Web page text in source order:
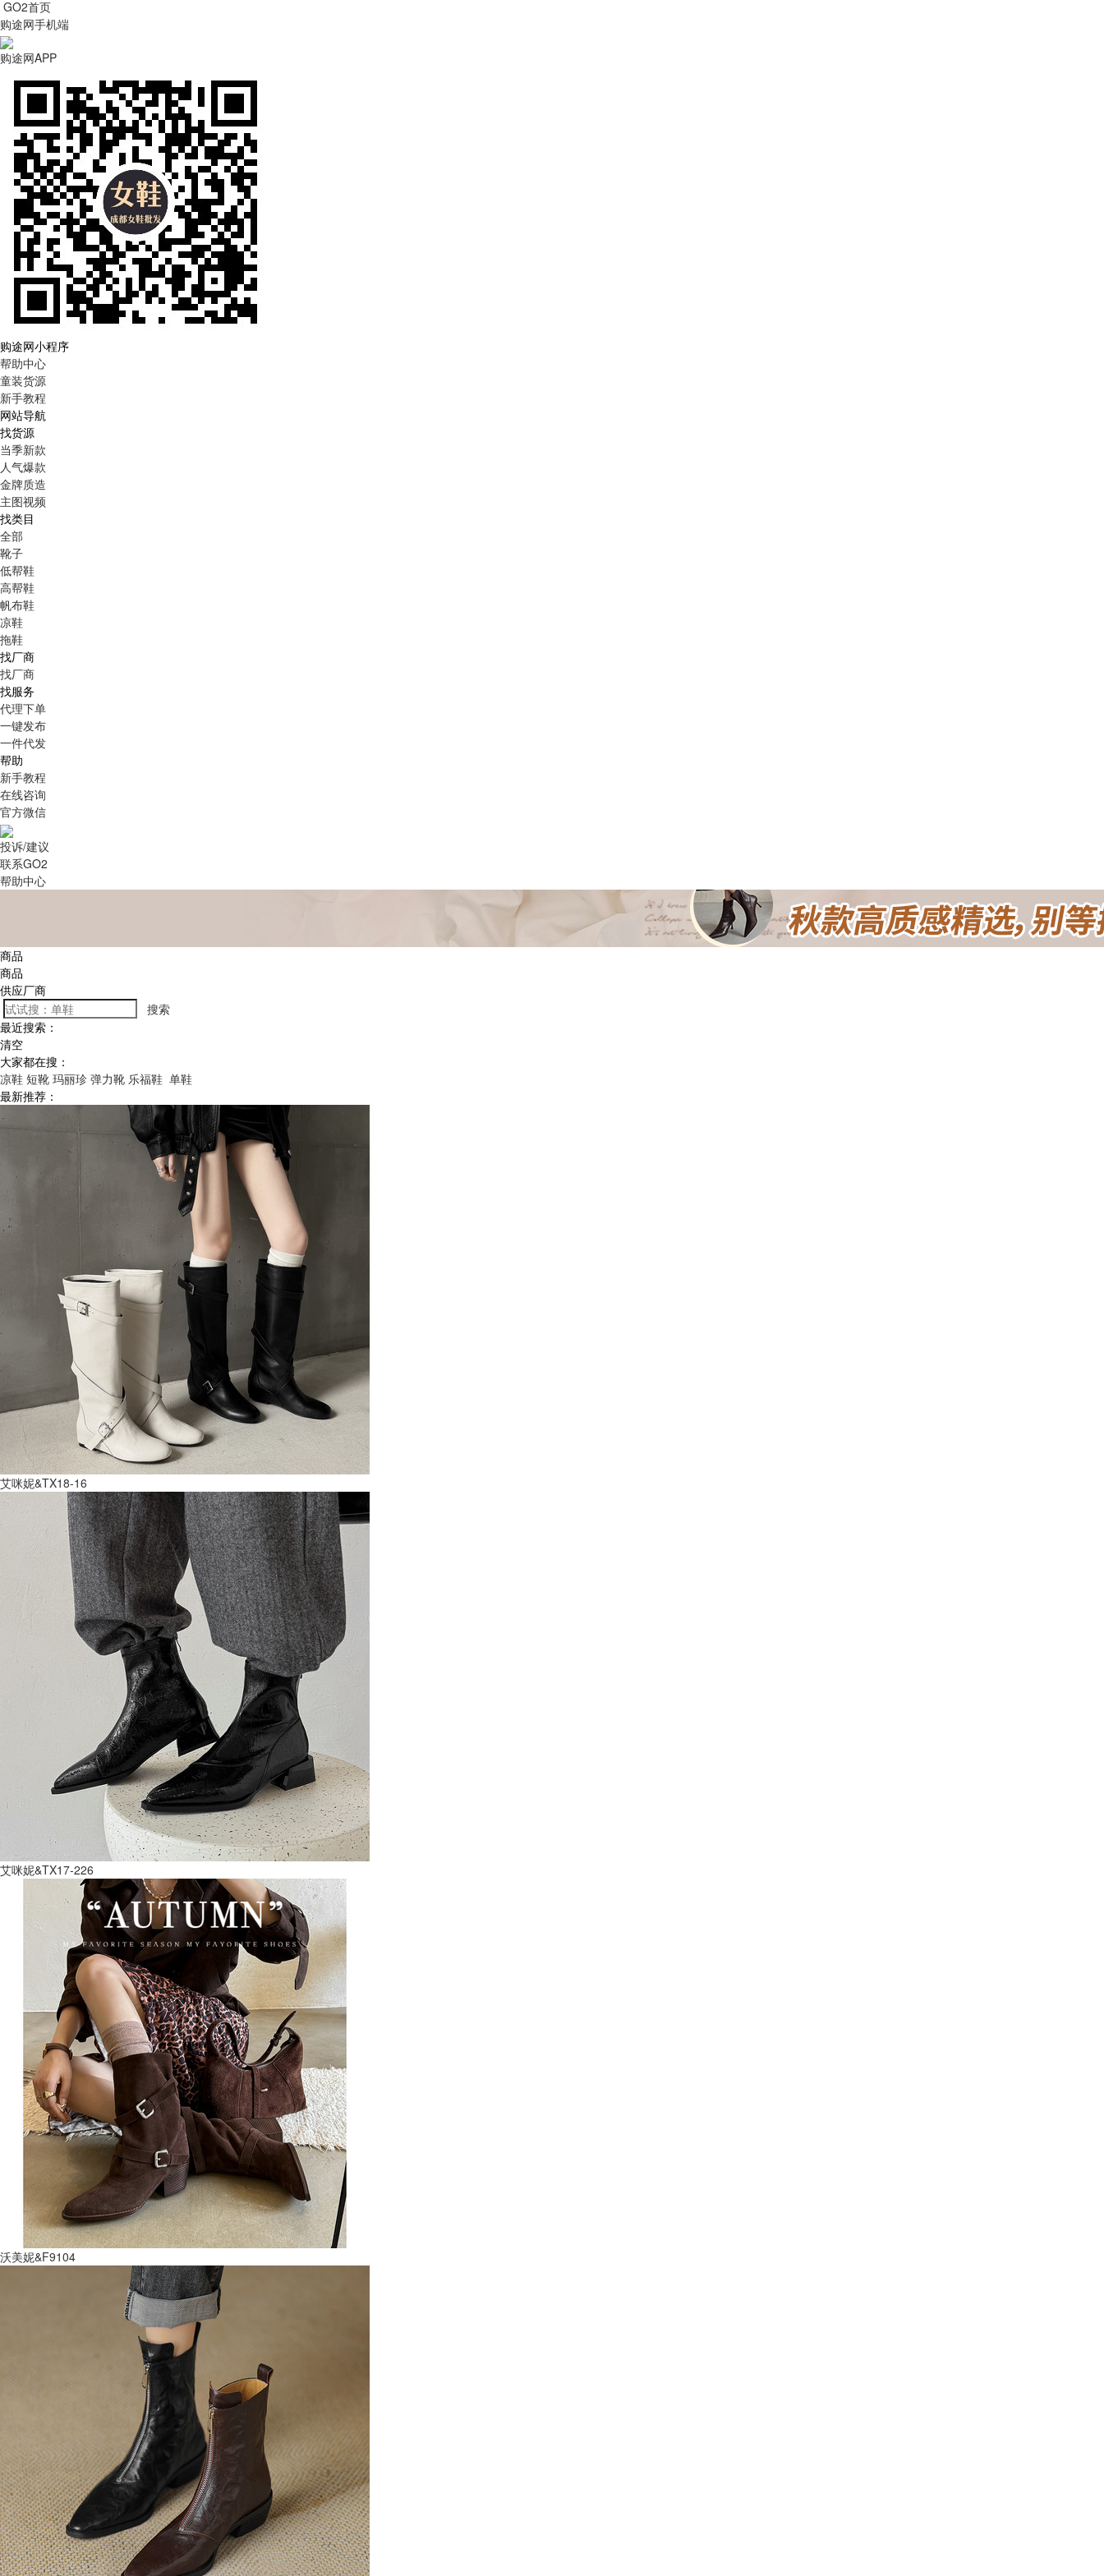
GO2首页
购途网手机端
购途网APP
购途网小程序
帮助中心
童装货源
新手教程
网站导航
找货源
当季新款
人气爆款
金牌质造
主图视频
找类目
全部
靴子
低帮鞋
高帮鞋
帆布鞋
凉鞋
拖鞋
找厂商
找厂商
找服务
代理下单
一键发布
一件代发
帮助
新手教程
在线咨询
官方微信
投诉/建议
联系GO2
帮助中心
商品
商品
供应厂商
搜索
最近搜索：
清空
大家都在搜：
凉鞋 短靴 玛丽珍 弹力靴 乐福鞋 单鞋
最新推荐：
艾咪妮&TX18-16
艾咪妮&TX17-226
沃美妮&F9104